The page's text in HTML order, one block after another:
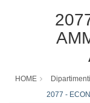
HOME Dipartimenti
2077 -